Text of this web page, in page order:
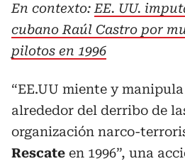
En contexto: EE. UU.
cubano Raúl Castro por
pilotos en 1996
“EE.UU miente y
alrededor del derribo de
organización narco-
Rescate en 1996”, una